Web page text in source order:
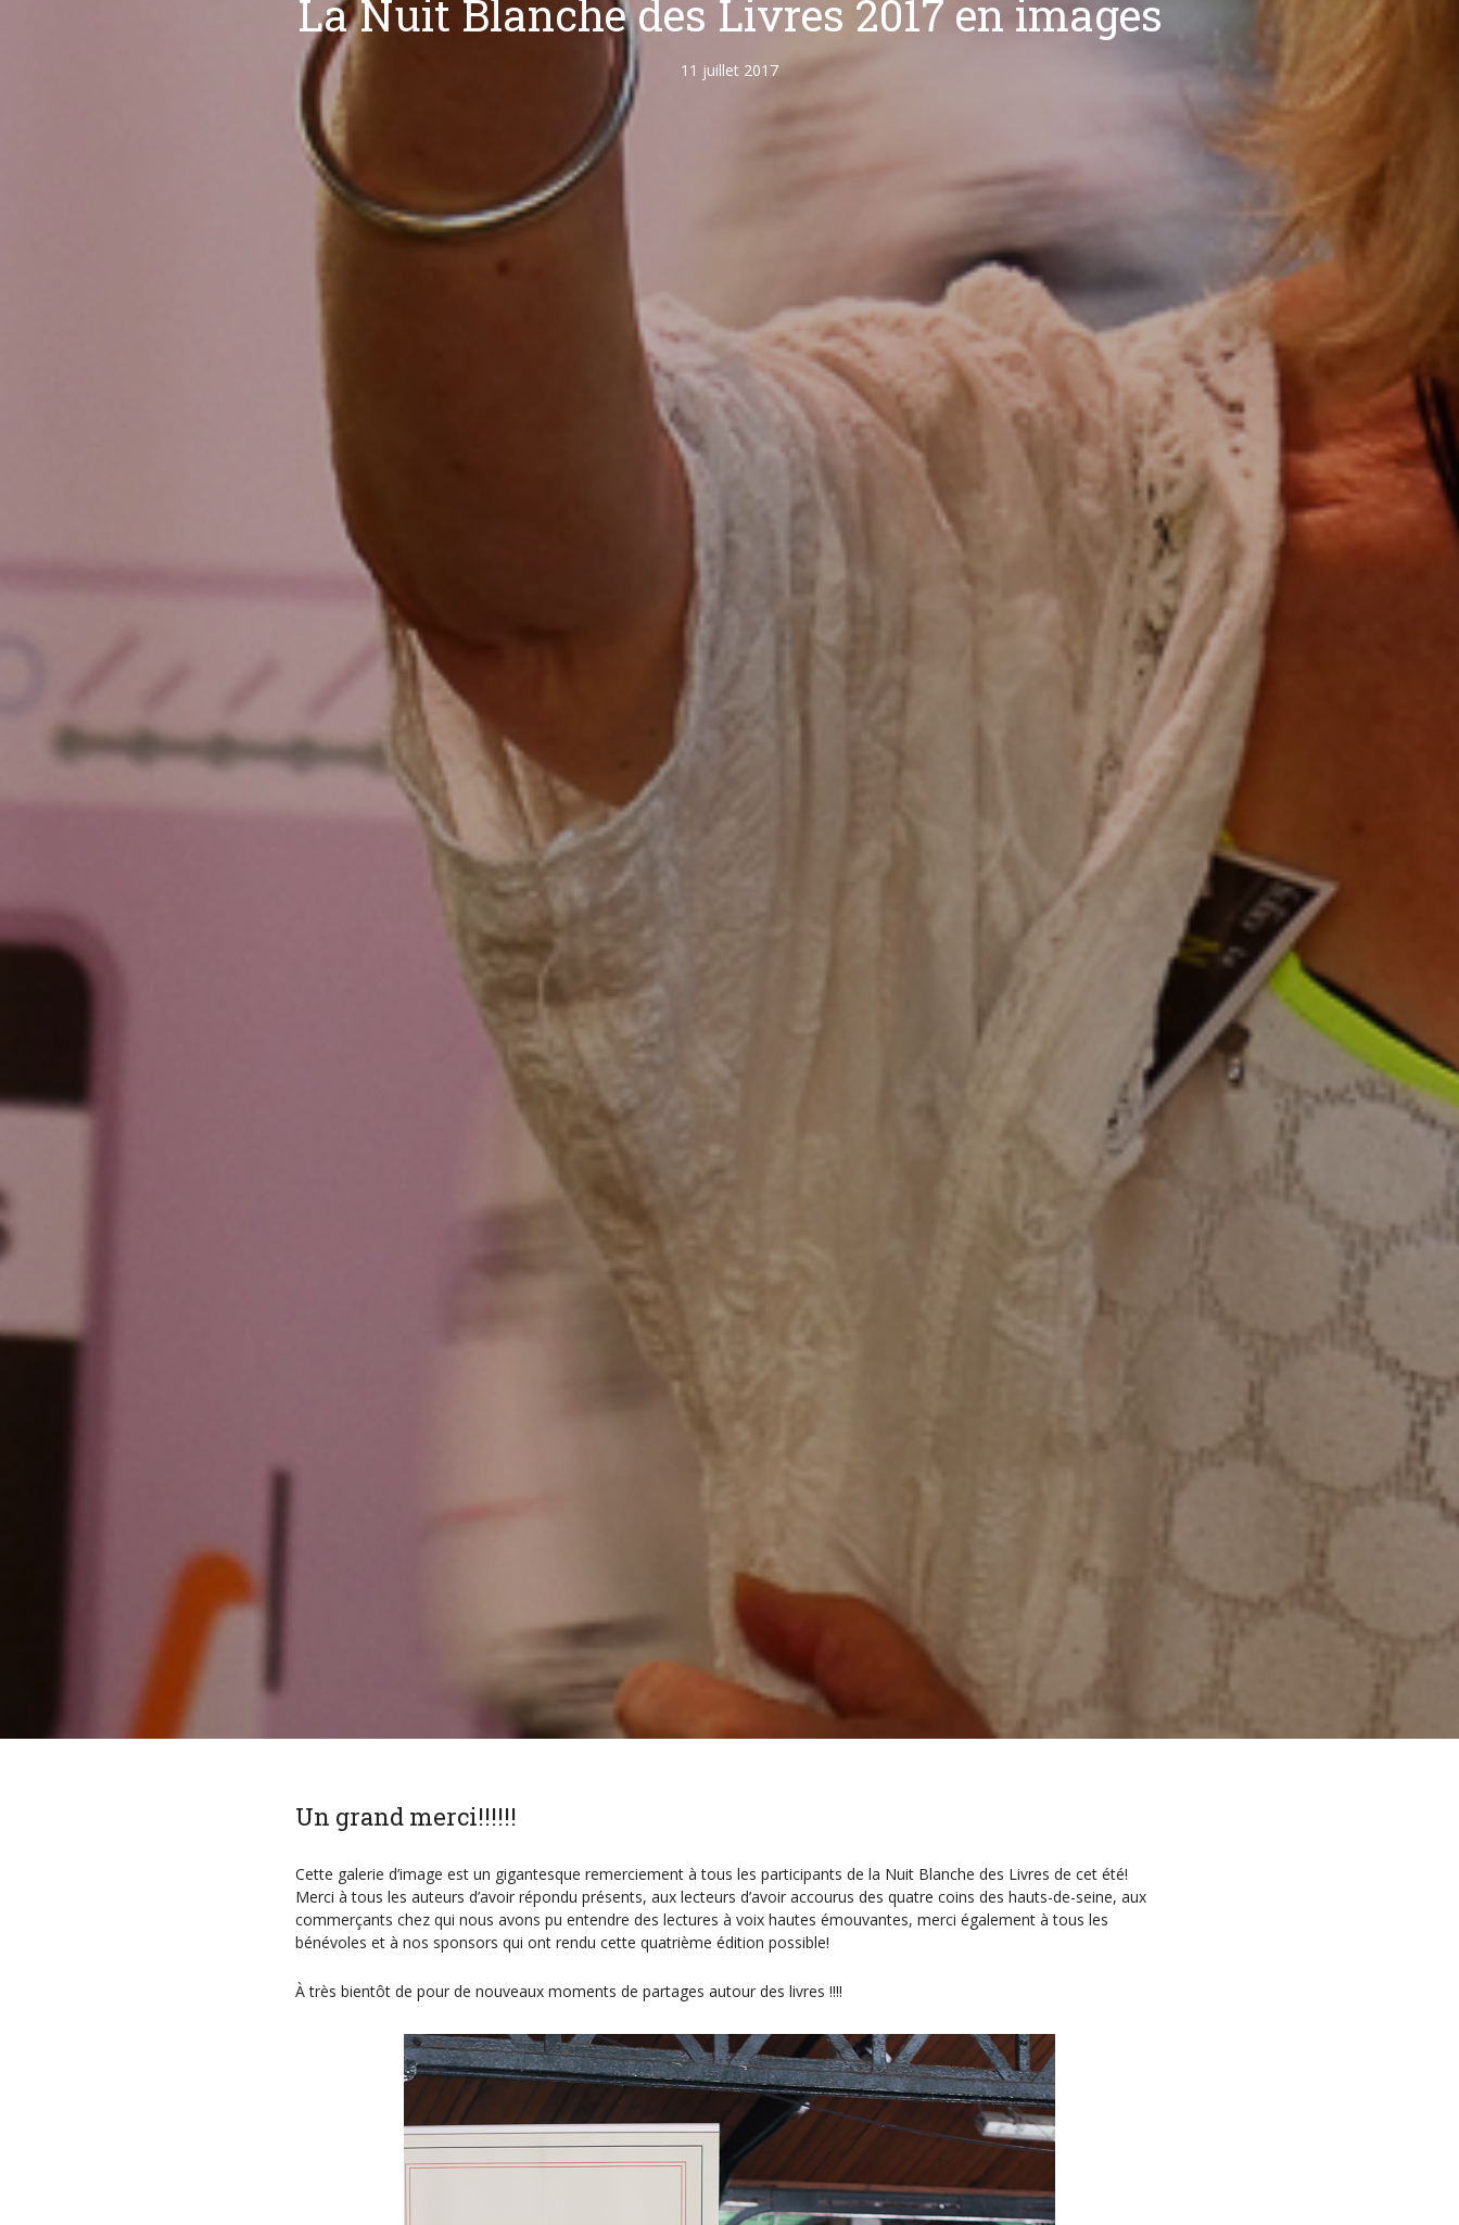
La Nuit Blanche des Livres 2017 en images
11 juillet 2017
Un grand merci!!!!!!
Cette galerie d’image est un gigantesque remerciement à tous les participants de la Nuit Blanche des Livres de cet été!
Merci à tous les auteurs d’avoir répondu présents, aux lecteurs d’avoir accourus des quatre coins des hauts-de-seine, aux
commerçants chez qui nous avons pu entendre des lectures à voix hautes émouvantes, merci également à tous les
bénévoles et à nos sponsors qui ont rendu cette quatrième édition possible!
À très bientôt de pour de nouveaux moments de partages autour des livres !!!!